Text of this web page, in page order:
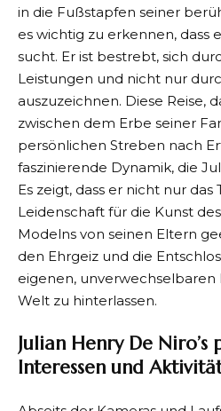
in die Fußstapfen seiner
es wichtig zu erkennen, dass
sucht. Er ist bestrebt, sich
Leistungen und nicht nur
auszuzeichnen. Diese Reise,
zwischen dem Erbe seiner
persönlichen Streben nach
faszinierende Dynamik, die
Es zeigt, dass er nicht nur das
Leidenschaft für die Kunst
Modelns von seinen Eltern
den Ehrgeiz und die
eigenen,
Welt zu hinterlassen.
Julian Henry De Niro’s
Interessen und